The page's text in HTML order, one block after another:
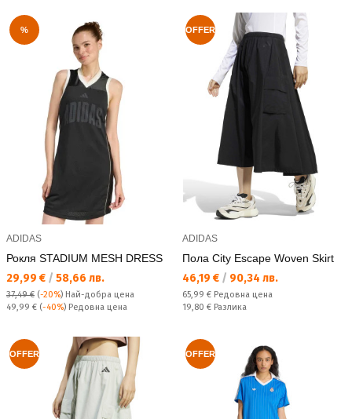
%
ADIDAS
Рокля STADIUM MESH DRESS
Текуща цена:
29,99 € / 58,66 лв.
37,49 € (-20%) Най-добра цена
Редовна цена:
49,99 € (-40%) Редовна цена
OFFER
ADIDAS
Пола City Escape Woven Skirt
Текуща цена:
46,19 € / 90,34 лв.
Редовна цена:
65,99 € Редовна цена
Спестявате:
19,80 € Разлика
OFFER OFFER